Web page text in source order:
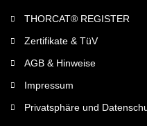
THORCAT® REGISTER
Zertifikate & TüV
AGB & Hinweise
Impressum
Privatsphäre und